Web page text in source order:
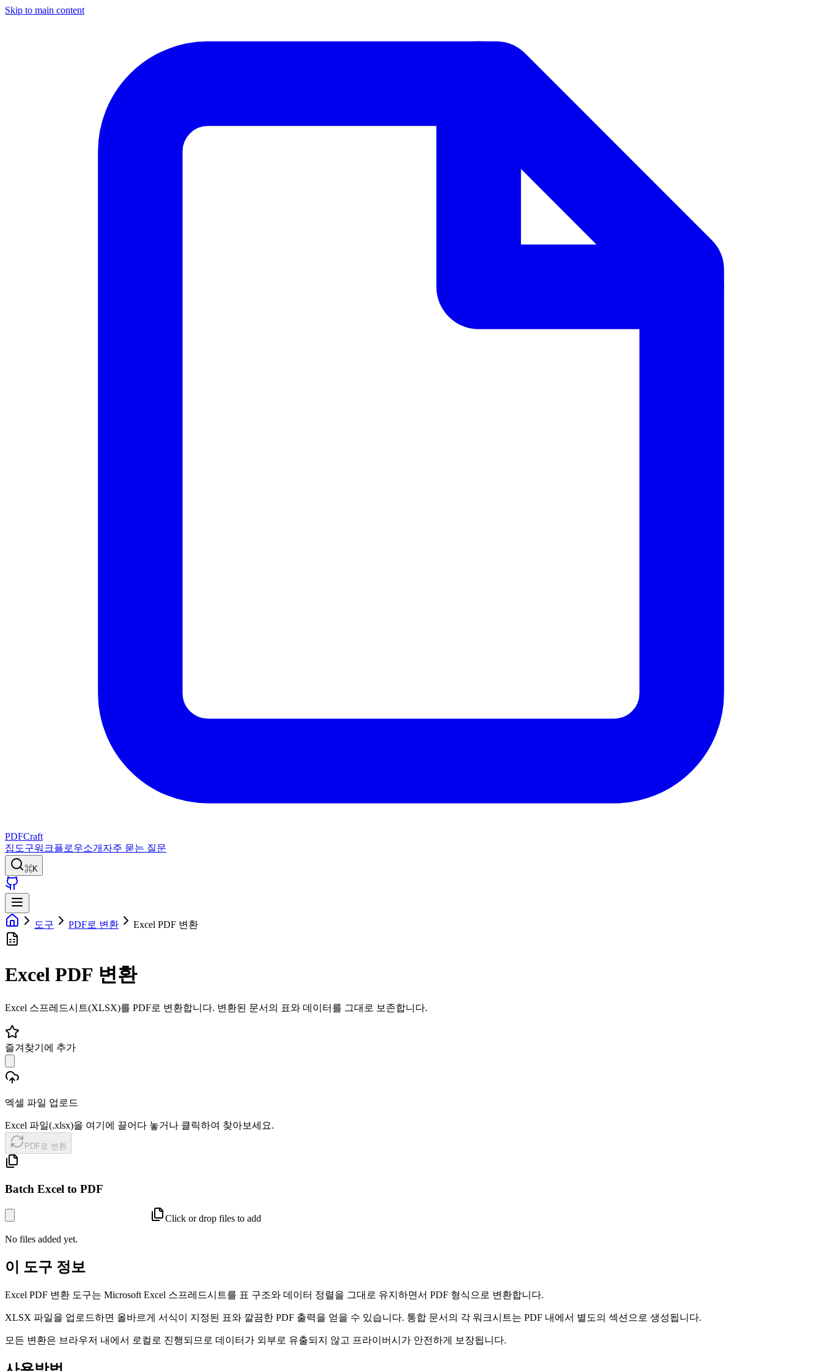
Skip to main content
PDFCraft
집 도구워크플로우소개 자주 묻는 질문
⌘K
도구 PDF로 변환 Excel PDF 변환
Excel PDF 변환
Excel 스프레드시트(XLSX)를 PDF로 변환합니다. 변환된 문서의 표와 데이터를 그대로 보존합니다.
즐겨찾기에 추가
엑셀 파일 업로드
Excel 파일(.xlsx)을 여기에 끌어다 놓거나 클릭하여 찾아보세요.
PDF로 변환
Batch Excel to PDF
Click or drop files to add
No files added yet.
이 도구 정보
Excel PDF 변환 도구는 Microsoft Excel 스프레드시트를 표 구조와 데이터 정렬을 그대로 유지하면서 PDF 형식으로 변환합니다.
XLSX 파일을 업로드하면 올바르게 서식이 지정된 표와 깔끔한 PDF 출력을 얻을 수 있습니다. 통합 문서의 각 워크시트는 PDF 내에서 별도의 섹션으로 생성됩니다.
모든 변환은 브라우저 내에서 로컬로 진행되므로 데이터가 외부로 유출되지 않고 프라이버시가 안전하게 보장됩니다.